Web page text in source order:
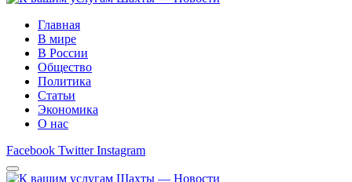
Главная
В мире
В России
Общество
Политика
Статьи
Экономика
О нас
Facebook Twitter Instagram